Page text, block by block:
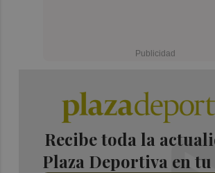
Recibe toda la
Plaza Deportiva en